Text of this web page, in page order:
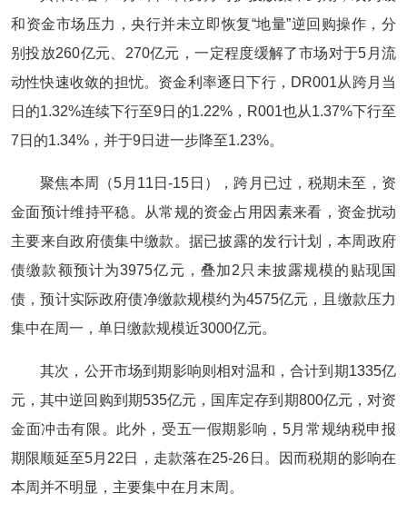
和资金市场压力，央行并未立即恢复“地量”逆回购操作，分
别投放260亿元、270亿元，一定程度缓解了市场对于5月流
动性快速收敛的担忧。资金利率逐日下行，DR001从跨月当
日的1.32%连续下行至9日的1.22%，R001也从1.37%下行至
7日的1.34%，并于9日进一步降至1.23%。
聚焦本周（5月11日-15日），跨月已过，税期未至，资
金面预计维持平稳。从常规的资金占用因素来看，资金扰动
主要来自政府债集中缴款。据已披露的发行计划，本周政府
债缴款额预计为3975亿元，叠加2只未披露规模的贴现国
债，预计实际政府债净缴款规模约为4575亿元，且缴款压力
集中在周一，单日缴款规模近3000亿元。
其次，公开市场到期影响则相对温和，合计到期1335亿
元，其中逆回购到期535亿元，国库定存到期800亿元，对资
金面冲击有限。此外，受五一假期影响，5月常规纳税申报
期限顺延至5月22日，走款落在25-26日。因而税期的影响在
本周并不明显，主要集中在月末周。